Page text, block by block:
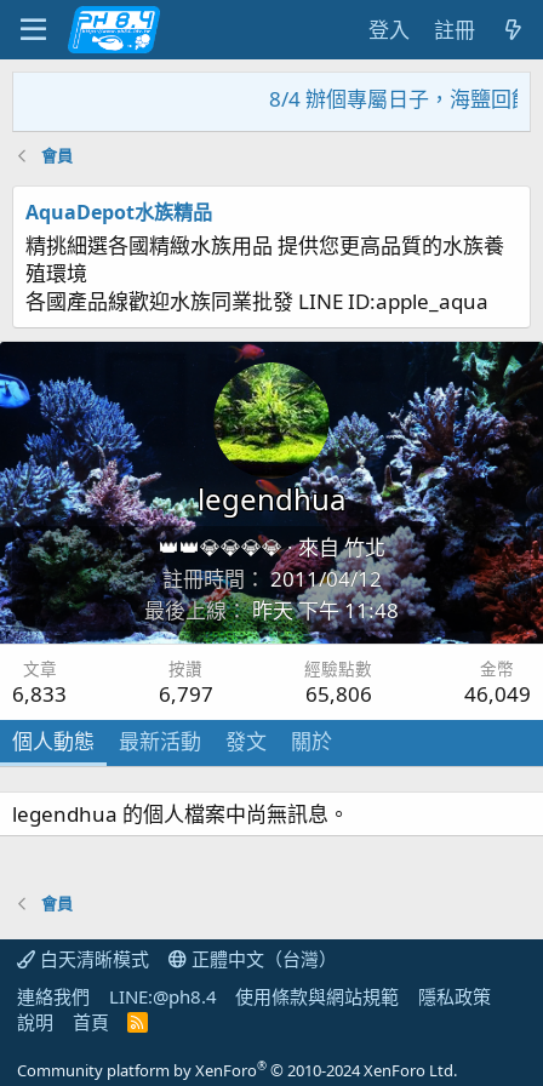
登入 註冊
8/4 辦個專屬日子，海鹽回饋
會員
AquaDepot水族精品
精挑細選各國精緻水族用品 提供您更高品質的水族養
殖環境
各國產品線歡迎水族同業批發 LINE ID:apple_aqua
legendhua
👑👑💎💎💎💎·來自竹北
註冊時間
2011/04/12
最後上線
昨天 下午 11:48
文章
6,833
按讚
6,797
經驗點數
65,806
金幣
46,049
個人動態
最新活動 發文 關於
legendhua 的個人檔案中尚無訊息。
會員
白天清晰模式
正體中文（台灣）
連絡我們
LINE:@ph8.4 使用條款與網站規範
隱私政策
說明
首頁
R
Community platform by XenForo® © 2010-2024 XenForo Ltd.